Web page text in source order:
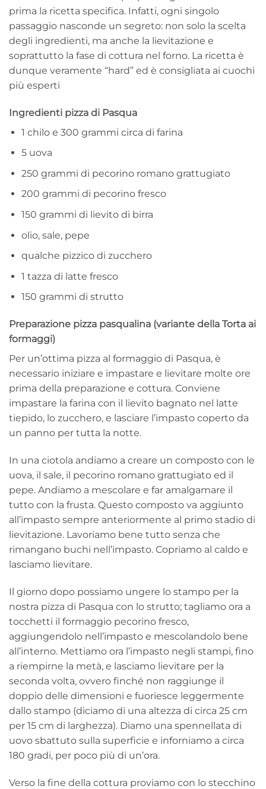
prima la ricetta specifica. Infatti, ogni singolo
passaggio nasconde un segreto: non solo la scelta
degli ingredienti, ma anche la lievitazione e
soprattutto la fase di cottura nel forno. La ricetta è
dunque veramente “hard” ed è consigliata ai cuochi
più esperti
Ingredienti pizza di Pasqua
1 chilo e 300 grammi circa di farina
5 uova
250 grammi di pecorino romano grattugiato
200 grammi di pecorino fresco
150 grammi di lievito di birra
olio, sale, pepe
qualche pizzico di zucchero
1 tazza di latte fresco
150 grammi di strutto
Preparazione pizza pasqualina (variante della Torta ai
formaggi)
Per un’ottima pizza al formaggio di Pasqua, è
necessario iniziare e impastare e lievitare molte ore
prima della preparazione e cottura. Conviene
impastare la farina con il lievito bagnato nel latte
tiepido, lo zucchero, e lasciare l’impasto coperto da
un panno per tutta la notte.
In una ciotola andiamo a creare un composto con le
uova, il sale, il pecorino romano grattugiato ed il
pepe. Andiamo a mescolare e far amalgamare il
tutto con la frusta. Questo composto va aggiunto
all’impasto sempre anteriormente al primo stadio di
lievitazione. Lavoriamo bene tutto senza che
rimangano buchi nell’impasto. Copriamo al caldo e
lasciamo lievitare.
Il giorno dopo possiamo ungere lo stampo per la
nostra pizza di Pasqua con lo strutto; tagliamo ora a
tocchetti il formaggio pecorino fresco,
aggiungendolo nell’impasto e mescolandolo bene
all’interno. Mettiamo ora l’impasto negli stampi, fino
a riempirne la metà, e lasciamo lievitare per la
seconda volta, ovvero finché non raggiunge il
doppio delle dimensioni e fuoriesce leggermente
dallo stampo (diciamo di una altezza di circa 25 cm
per 15 cm di larghezza). Diamo una spennellata di
uovo sbattuto sulla superficie e inforniamo a circa
180 gradi, per poco più di un’ora.
Verso la fine della cottura proviamo con lo stecchino